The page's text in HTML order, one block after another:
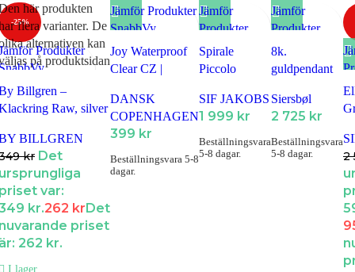
-25%
Produkter
till i Favoriter
här produkten
flera varianter. De
alternativen kan
på produktsidan
Billgren –
Raw, silver
BILLGREN
kr Det
var:
kr.262 krDet
priset
262 kr.
I lager
Jämför Produkter
SnabbVy
Lägg till i
Favoriter
Joy Waterproof
Clear CZ |
DANSK
COPENHAGEN
399 kr
Beställningsvara 5-8
dagar.
Jämför
Produkter
SnabbVy
Lägg till i
Spirale
Piccolo
Vita zirkoner
SIF JAKOBS
1 999 kr
Beställningsvara
5-8 dagar.
Jämför
Produkter
SnabbVy
Lägg till i
8k.
guldpendant
synt. rubin
och Zirkonia
inkl.
Siersbøl
2 725 kr
Beställningsvara
5-8 dagar.
2